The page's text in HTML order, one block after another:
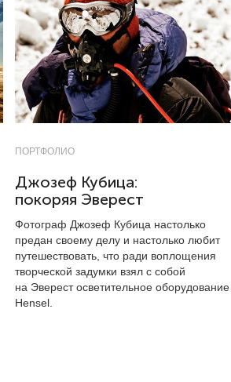
ПОРТФОЛИО
Джозеф Кубица:
покоряя Эверест
Фотограф Джозеф Кубица настолько
предан своему делу и настолько любит
путешествовать, что ради воплощения
творческой задумки взял с собой
на Эверест осветительное оборудование
Hensel.